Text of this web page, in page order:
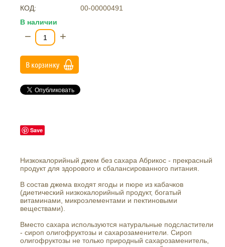
КОД:
00-00000491
В наличии
− +
В корзинку
Save
Низкокалорийный джем без сахара Абрикос - прекрасный
продукт для здорового и сбалансированного питания.
В состав джема входят ягоды и пюре из кабачков
(диетический низкокалорийный продукт, богатый
витаминами, микроэлементами и пектиновыми
веществами).
Вместо сахара используются натуральные подсластители
- сироп олигофруктозы и сахарозаменители. Сироп
олигофруктозы не только природный сахарозаменитель,